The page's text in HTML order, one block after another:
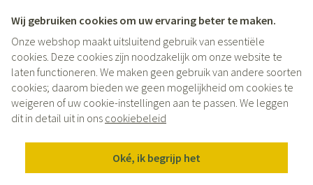
Wij gebruiken cookies om uw ervaring beter te maken.
Onze webshop maakt uitsluitend gebruik van essentiële
cookies. Deze cookies zijn noodzakelijk om onze website te
laten functioneren. We maken geen gebruik van andere soorten
cookies; daarom bieden we geen mogelijkheid om cookies te
weigeren of uw cookie-instellingen aan te passen. We leggen
dit in detail uit in ons cookiebeleid
Oké, ik begrijp het
Juridische links